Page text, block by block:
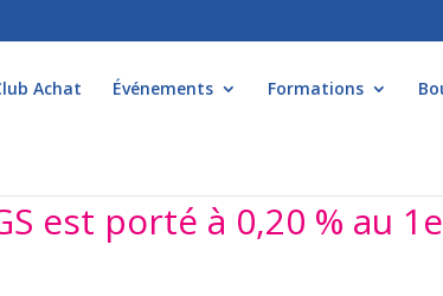
Achat Événements Formations
est porté à 0,20 % au